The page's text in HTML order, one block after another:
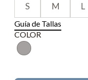
S M L
Guía de Tallas
COLOR